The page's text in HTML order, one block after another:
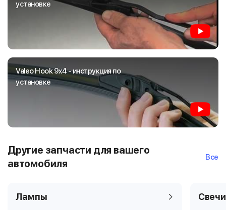
установке
Valeo Hook 9x4 - инструкция по
установке
Другие запчасти для вашего
автомобиля
Все
Лампы